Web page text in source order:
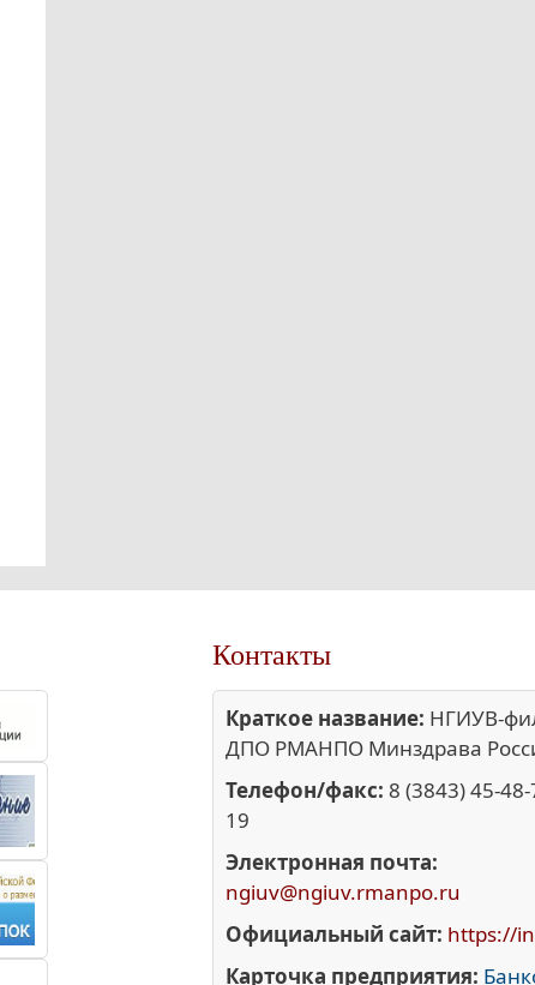
Контакты
Краткое название: НГИУВ-
ДПО РМАНПО Минздрава
Телефон/факс: 8 (3843) 45-
19
Электронная почта:
ngiuv@ngiuv.rmanpo.ru
Официальный сайт: https://
Карточка предприятия: